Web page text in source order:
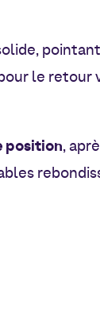
le retour
position,